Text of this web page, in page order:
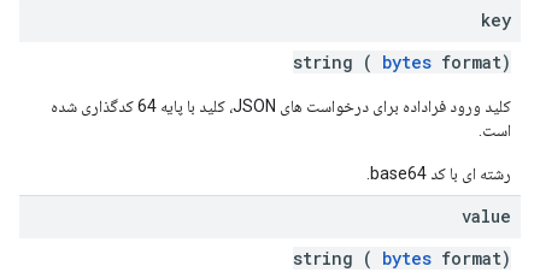
key
string ( bytes format)
کلید ورود فراداده برای درخواست های JSON، کلید با پایه 64 کدگذاری شده
است.
رشته ای با کد base64.
value
string ( bytes format)